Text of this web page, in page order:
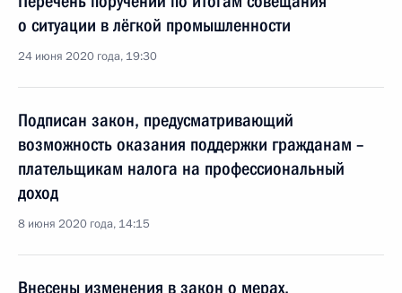
о ситуации в лёгкой промышленности
24 июня 2020 года, 19:30
Подписан закон, предусматривающий
возможность оказания поддержки гражданам –
плательщикам налога на профессиональный
доход
8 июня 2020 года, 14:15
Внесены изменения в закон о мерах,